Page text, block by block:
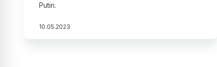
Putin.
10.05.2023